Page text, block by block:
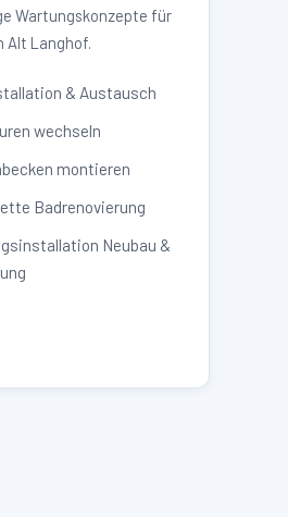
Wartungskonzepte für
Alt Langhof.
& Austausch
wechseln
montieren
Badrenovierung
Neubau &